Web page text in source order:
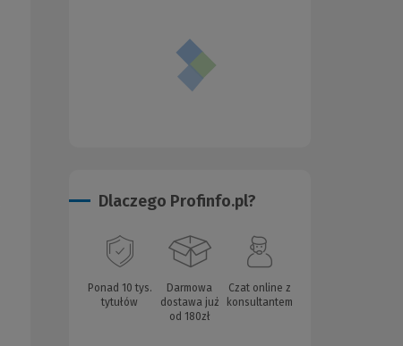
Dlaczego Profinfo.pl?
Ponad 10 tys.
tytułów
Darmowa
dostawa już
od 180zł
Czat online z
konsultantem